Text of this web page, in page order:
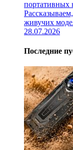
портативных
живучих
28.07.2026
Последние